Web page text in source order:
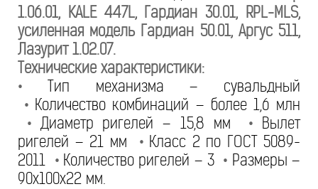
1.06.01, KALE 447L, Гардиан 30.01, RPL-MLS,
усиленная модель Гардиан 50.01, Аргус 511,
Лазурит 1.02.07.
Технические характеристики:
• Тип механизма – сувальдный
• Количество комбинаций – более 1,6 млн
•Диаметр ригелей – 15,8 мм • Вылет
ригелей – 21 мм •Класс 2 по ГОСТ 5089-
2011 •Количество ригелей – 3 • Размеры –
90х100х22 мм.